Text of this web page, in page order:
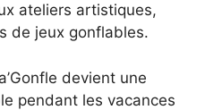
ateliers artistiques,
de jeux gonflables.
devient une
pendant les vacances